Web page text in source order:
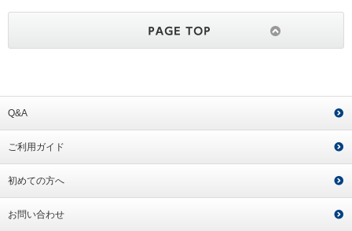
Q&A
ご利用ガイド
初めての方へ
お問い合わせ